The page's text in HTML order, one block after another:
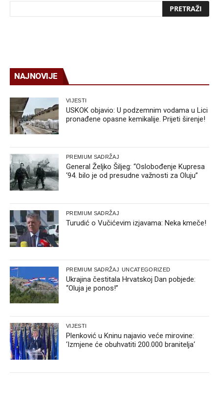
NAJNOVIJE
VIJESTI
USKOK objavio: U podzemnim vodama u Lici
pronađene opasne kemikalije. Prijeti širenje!
PREMIUM SADRŽAJ
General Željko Šiljeg: “Oslobođenje Kupresa
‘94. bilo je od presudne važnosti za Oluju”
PREMIUM SADRŽAJ
Turudić o Vučićevim izjavama: Neka kmeče!
PREMIUM SADRŽAJ UNCATEGORIZED
Ukrajina čestitala Hrvatskoj Dan pobjede:
“Oluja je ponos!”
VIJESTI
Plenković u Kninu najavio veće mirovine:
‘Izmjene će obuhvatiti 200.000 branitelja‘